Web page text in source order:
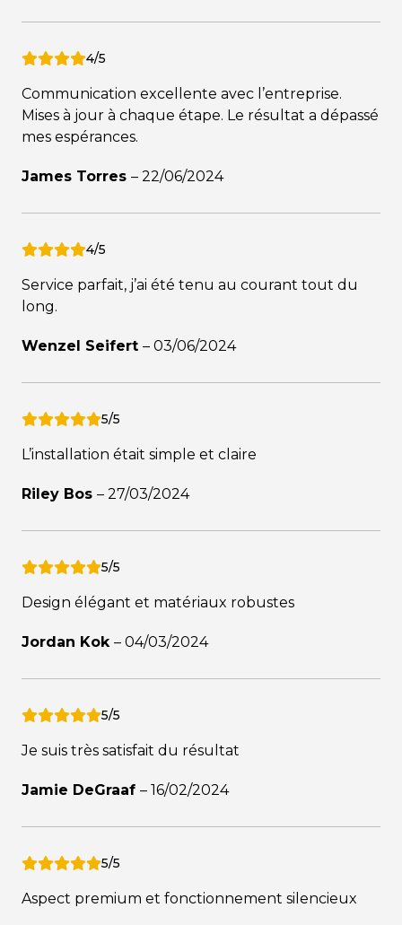
4/5
Communication excellente avec l’entreprise.
Mises à jour à chaque étape. Le résultat a dépassé
mes espérances.
James Torres – 22/06/2024
4/5
Service parfait, j’ai été tenu au courant tout du
long.
Wenzel Seifert – 03/06/2024
5/5
L’installation était simple et claire
Riley Bos – 27/03/2024
5/5
Design élégant et matériaux robustes
Jordan Kok – 04/03/2024
5/5
Je suis très satisfait du résultat
Jamie DeGraaf – 16/02/2024
5/5
Aspect premium et fonctionnement silencieux